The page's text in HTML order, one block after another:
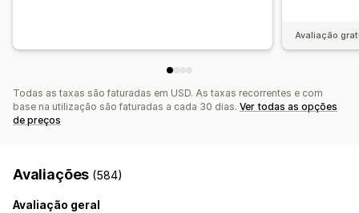
Avaliação
Todas as taxas são faturadas em USD. As taxas recorrentes e com
base na utilização são faturadas a cada 30 dias. Ver todas as opções
de preços
Avaliações (584)
Avaliação geral